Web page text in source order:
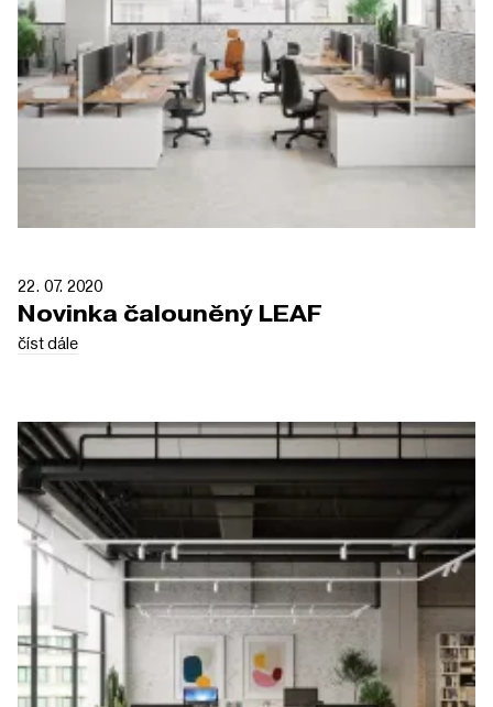
22. 07. 2020
Novinka čalouněný LEAF
číst dále